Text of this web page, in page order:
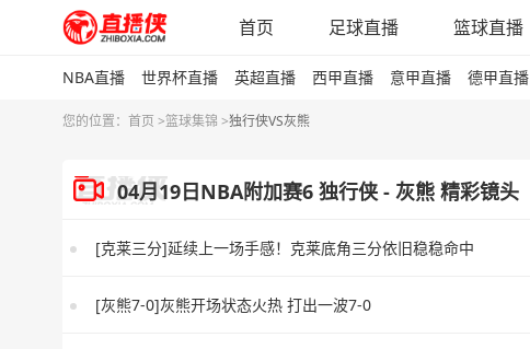
首页 足球直播 篮球直播
NBA直播 世界杯直播 英超直播 西甲直播 意甲直播 德甲直播
您的位置： 首页 >篮球集锦 >独行侠VS灰熊
04月19日NBA附加赛6 独行侠 - 灰熊 精彩镜头
[克莱三分]延续上一场手感！克莱底角三分依旧稳稳命中
[灰熊7-0]灰熊开场状态火热 打出一波7-0